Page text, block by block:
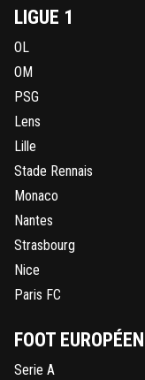
LIGUE 1
OL
OM
PSG
Lens
Lille
Stade Rennais
Monaco
Nantes
Strasbourg
Nice
Paris FC
FOOT EUROPÉEN
Serie A